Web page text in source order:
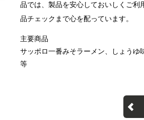
品では、製品を安心しておいしくご
品チェックまで心を配っています。
主要商品
サッポロ一番みそラーメン、しょう
等